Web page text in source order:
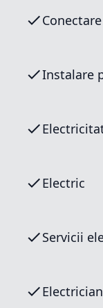
Instalare
Electric
Servicii
Electrician